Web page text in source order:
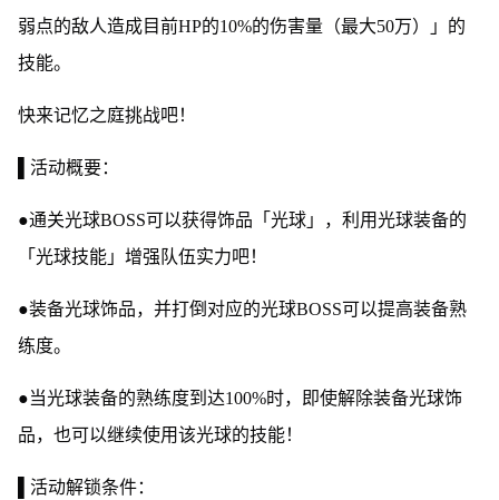
弱点的敌人造成目前HP的10%的伤害量（最大50万）」的
技能。
快来记忆之庭挑战吧！
▌活动概要：
●通关光球BOSS可以获得饰品「光球」，利用光球装备的
「光球技能」增强队伍实力吧！
●装备光球饰品，并打倒对应的光球BOSS可以提高装备熟
练度。
●当光球装备的熟练度到达100%时，即使解除装备光球饰
品，也可以继续使用该光球的技能！
▌活动解锁条件：